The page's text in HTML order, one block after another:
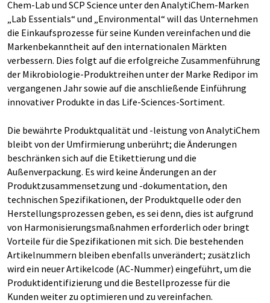
Chem-Lab und SCP Science unter den AnalytiChem-Marken
„Lab Essentials“ und „Environmental“ will das Unternehmen
die Einkaufsprozesse für seine Kunden vereinfachen und die
Markenbekanntheit auf den internationalen Märkten
verbessern. Dies folgt auf die erfolgreiche Zusammenführung
der Mikrobiologie-Produktreihen unter der Marke Redipor im
vergangenen Jahr sowie auf die anschließende Einführung
innovativer Produkte in das Life-Sciences-Sortiment.
Die bewährte Produktqualität und -leistung von AnalytiChem
bleibt von der Umfirmierung unberührt; die Änderungen
beschränken sich auf die Etikettierung und die
Außenverpackung. Es wird keine Änderungen an der
Produktzusammensetzung und -dokumentation, den
technischen Spezifikationen, der Produktquelle oder den
Herstellungsprozessen geben, es sei denn, dies ist aufgrund
von Harmonisierungsmaßnahmen erforderlich oder bringt
Vorteile für die Spezifikationen mit sich. Die bestehenden
Artikelnummern bleiben ebenfalls unverändert; zusätzlich
wird ein neuer Artikelcode (AC-Nummer) eingeführt, um die
Produktidentifizierung und die Bestellprozesse für die
Kunden weiter zu optimieren und zu vereinfachen.